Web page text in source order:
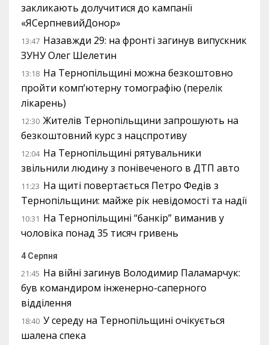
закликають долучитися до кампанії
«ЯСерпневийДонор»
13:47 Назавжди 29: на фронті загинув випускник
ЗУНУ Олег Шелетин
13:18 На Тернопільщині можна безкоштовно
пройти комп’ютерну томографію (перелік
лікарень)
12:30 Жителів Тернопільщини запрошують на
безкоштовний курс з нацспротиву
12:04 На Тернопільщині рятувальники
звільнили людину з понівеченого в ДТП авто
11:23 На щиті повертається Петро Федів з
Тернопільщини: майже рік невідомості та надії
10:31 На Тернопільщині “банкір” виманив у
чоловіка понад 35 тисяч гривень
4 Серпня
21:45 На війні загинув Володимир Паламарчук:
був командиром інженерно-саперного
відділення
18:40 У середу на Тернопільщині очікується
шалена спека